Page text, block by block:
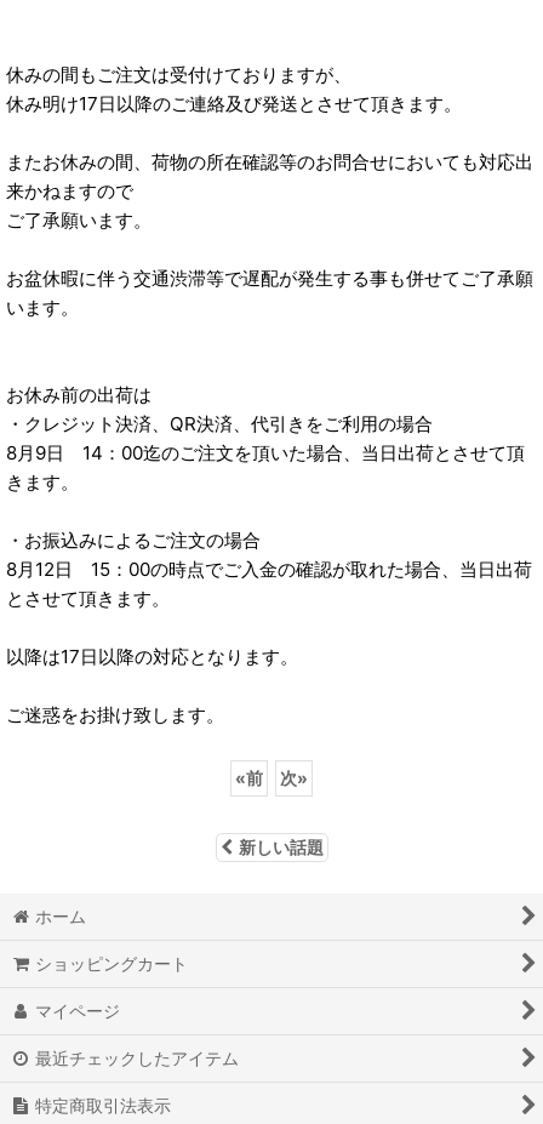
休みの間もご注文は受付けておりますが、
休み明け17日以降のご連絡及び発送とさせて頂きます。
またお休みの間、荷物の所在確認等のお問合せにおいても対応出
来かねますので
ご了承願います。
お盆休暇に伴う交通渋滞等で遅配が発生する事も併せてご了承願
います。
お休み前の出荷は
・クレジット決済、QR決済、代引きをご利用の場合
8月9日 14：00迄のご注文を頂いた場合、当日出荷とさせて頂
きます。
・お振込みによるご注文の場合
8月12日 15：00の時点でご入金の確認が取れた場合、当日出荷
とさせて頂きます。
以降は17日以降の対応となります。
ご迷惑をお掛け致します。
«前 次»
新しい話題
ホーム
ショッピングカート
マイページ
最近チェックしたアイテム
特定商取引法表示